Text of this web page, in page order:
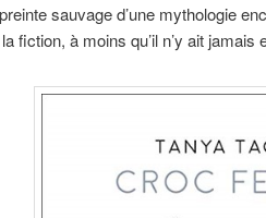
sauvage d’une mythologie
fiction, à moins qu’il n’y ait